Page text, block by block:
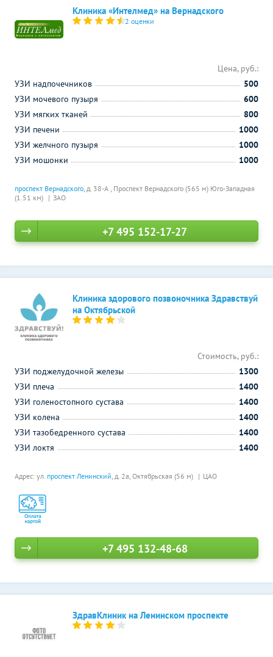
Клиника «Интелмед» на Вернадского
2 оценки
проспект Вернадского, д. 38-А , Проспект Вернадского (565 м) Юго-Западная
(1.51 км)
ЗАО
Цена, руб.:
УЗИ надпочечников
500
УЗИ мочевого пузыря
600
УЗИ мягких тканей
800
УЗИ печени
1000
УЗИ желчного пузыря
1000
УЗИ мошонки
1000
+7 495 152-17-27
Клиника здорового позвоночника Здравствуй
на Октябрьской
Адрес: ул. проспект Ленинский, д. 2а, Октябрьская (56 м) ЦАО
Стоимость, руб.:
УЗИ поджелудочной железы
1300
УЗИ плеча
1400
УЗИ голеностопного сустава
1400
УЗИ колена
1400
УЗИ тазобедренного сустава
1400
УЗИ локтя
1400
+7 495 132-48-68
ЗдравКлиник на Ленинском проспекте